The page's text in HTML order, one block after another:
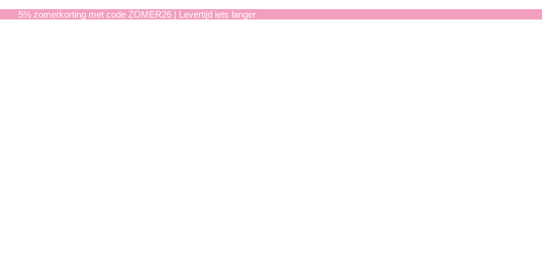
5% zomerkorting met code ZOMER26 | Levertijd iets langer